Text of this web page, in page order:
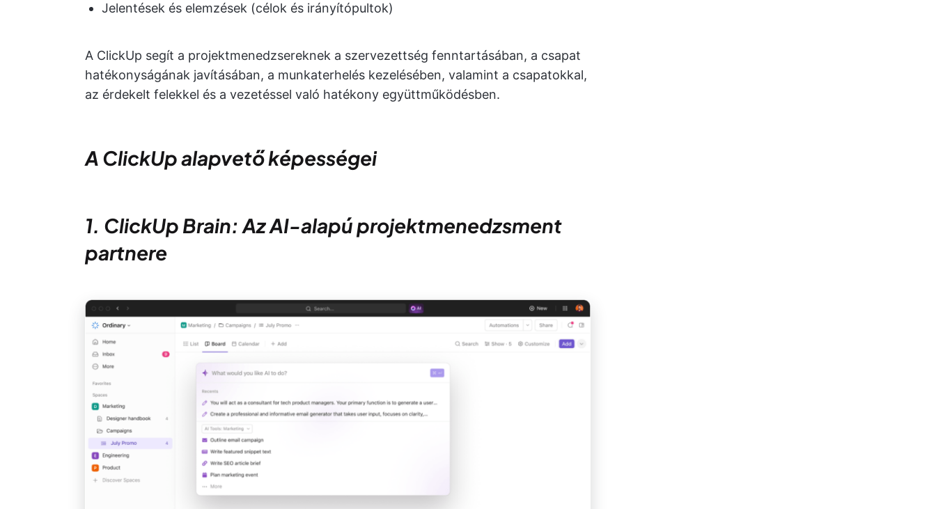
Jelentések és elemzések (célok és irányítópultok)
A ClickUp segít a projektmenedzsereknek a szervezettség fenntartásában, a csapat
hatékonyságának javításában, a munkaterhelés kezelésében, valamint a csapatokkal,
az érdekelt felekkel és a vezetéssel való hatékony együttműködésben.
A ClickUp alapvető képességei
1. ClickUp Brain: Az AI-alapú projektmenedzsment
partnere